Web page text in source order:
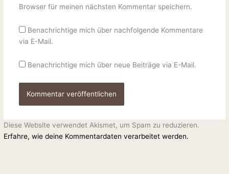
Browser für meinen nächsten Kommentar speichern.
Benachrichtige mich über nachfolgende Kommentare
via E-Mail.
Benachrichtige mich über neue Beiträge via E-Mail.
Diese Website verwendet Akismet, um Spam zu reduzieren.
Erfahre, wie deine Kommentardaten verarbeitet werden.